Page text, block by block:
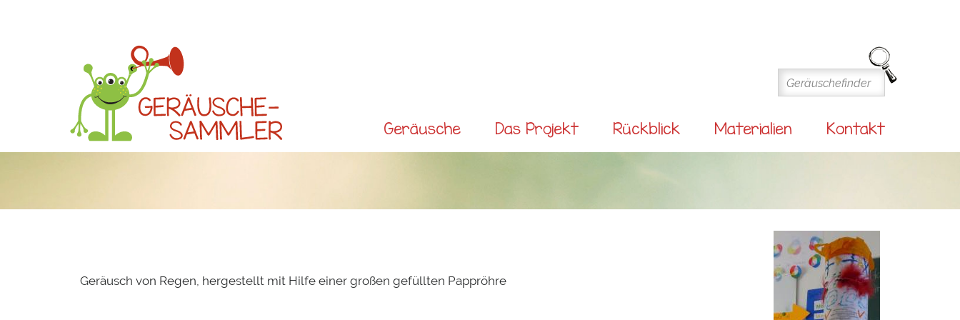
Main menu
Geräusche Das Projekt Rückblick Materialien Kontakt
Geräusch von Regen, hergestellt mit Hilfe einer großen gefüllten Pappröhre